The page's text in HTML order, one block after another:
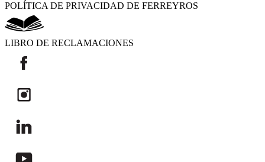
POLÍTICA DE PRIVACIDAD DE FERREYROS
LIBRO DE RECLAMACIONES